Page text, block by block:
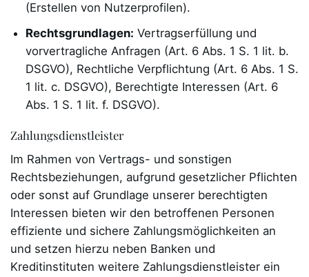
(Erstellen von Nutzerprofilen).
Rechtsgrundlagen: Vertragserfüllung und
vorvertragliche Anfragen (Art. 6 Abs. 1 S. 1 lit. b.
DSGVO), Rechtliche Verpflichtung (Art. 6 Abs. 1 S.
1 lit. c. DSGVO), Berechtigte Interessen (Art. 6
Abs. 1 S. 1 lit. f. DSGVO).
Zahlungsdienstleister
Im Rahmen von Vertrags- und sonstigen
Rechtsbeziehungen, aufgrund gesetzlicher Pflichten
oder sonst auf Grundlage unserer berechtigten
Interessen bieten wir den betroffenen Personen
effiziente und sichere Zahlungsmöglichkeiten an
und setzen hierzu neben Banken und
Kreditinstituten weitere Zahlungsdienstleister ein